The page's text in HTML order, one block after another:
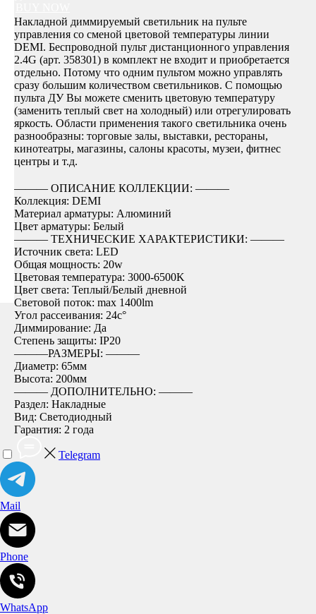
Накладной диммируемый светильник на пульте
управления со сменой цветовой температуры линии
DEMI. Беспроводной пульт дистанционного управления
2.4G (арт. 358301) в комплект не входит и приобретается
отдельно. Потому что одним пультом можно управлять
сразу большим количеством светильников. С помощью
пульта ДУ Вы можете сменить цветовую температуру
(заменить теплый свет на холодный) или отрегулировать
яркость. Области применения такого светильника очень
разнообразны: торговые залы, выставки, рестораны,
кинотеатры, магазины, салоны красоты, музеи, фитнес
центры и т.д.
――― ОПИСАНИЕ КОЛЛЕКЦИИ: ―――
Коллекция: DEMI
Материал арматуры: Алюминий
Цвет арматуры: Белый
――― ТЕХНИЧЕСКИЕ ХАРАКТЕРИСТИКИ: ―――
Источник света: LED
Общая мощность: 20w
Цветовая температура: 3000-6500K
Цвет света: Теплый/Белый дневной
Световой поток: max 1400lm
Угол рассеивания: 24c°
Диммирование: Да
Степень защиты: IP20
―――РАЗМЕРЫ: ―――
Диаметр: 65мм
Высота: 200мм
――― ДОПОЛНИТЕЛЬНО: ―――
Раздел: Накладные
Вид: Светодиодный
Гарантия: 2 года
Telegram
Mail
Phone
WhatsApp